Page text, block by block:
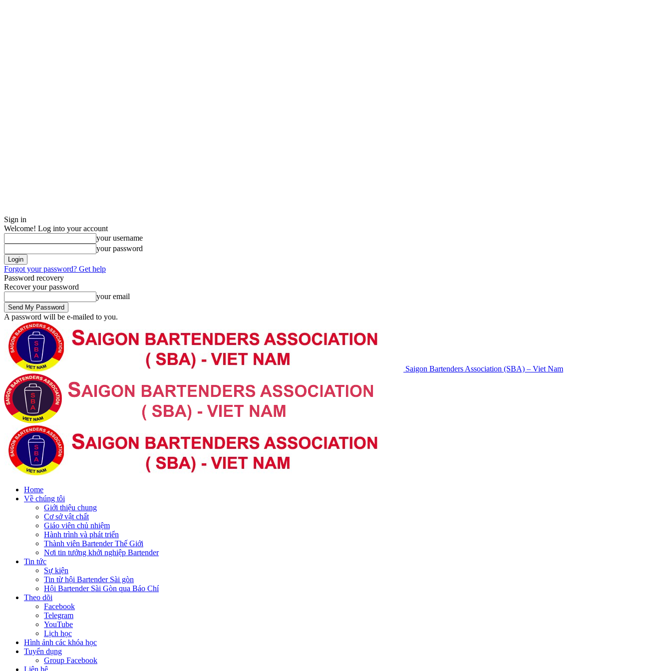
Sign in
Welcome! Log into your account
your username
your password
Forgot your password? Get help
Password recovery
Recover your password
your email
A password will be e-mailed to you.
Saigon Bartenders Association (SBA) – Viet Nam
Home
Về chúng tôi
Giới thiệu chung
Cơ sở vật chất
Giáo viên chủ nhiệm
Hành trình và phát triển
Thành viên Bartender Thế Giới
Nơi tin tưởng khởi nghiệp Bartender
Tin tức
Sự kiện
Tin từ hội Bartender Sài gòn
Hội Bartender Sài Gòn qua Báo Chí
Theo dõi
Facebook
Telegram
YouTube
Lịch học
Hình ảnh các khóa học
Tuyển dụng
Group Facebook
Liên hệ